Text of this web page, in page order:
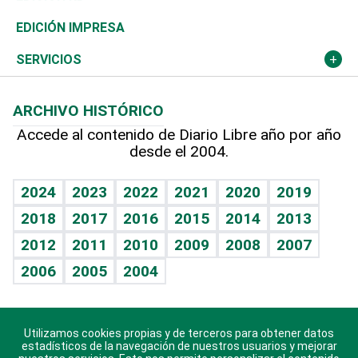
Caribe
Resto del mundo
Global y variable
Economía personal
Novedades
Podcast Arte Libre
Hablando con el pediatra
Vida y familia
Eñe
Celebrando la vida
Sin complejos
En pocas palabras
Escuchando al corazón
Olimpismo
Más deportes
Línea de hit
BRV
TBT Deportivo
Frente al Statu Quo
El Espía
Columnistas
Más firmas
Despertando al gigante
Cambio climático
Deportes
Opinión
Hecho en casa
Guía del dinero
EDICIÓN IMPRESA
SERVICIOS
Cumpleaños
Horóscopos
Juegos
ARCHIVO HISTÓRICO
Accede al contenido de Diario Libre año por año
desde el 2004.
2024 2023 2022 2021 2020
2019
2018
2017 2016 2015 2014
2013
2012
2011 2010 2009 2008
2007
2006
2005 2004
Descarga nuestras aplicaciones para Android, iOS y
sistema Huawei.
Utilizamos cookies propias y de terceros para obtener datos
estadísticos de la navegación de nuestros usuarios y mejorar